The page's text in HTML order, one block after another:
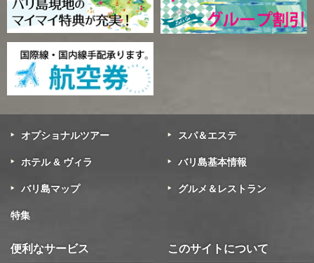
オプショナルツアー スパ＆エステ
ホテル & ヴィラ バリ島基本情報
バリ島マップ グルメ＆レストラン
特集
便利なサービス このサイトについて